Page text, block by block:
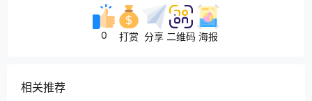
0 打赏 分享 二维码 海报
相关推荐